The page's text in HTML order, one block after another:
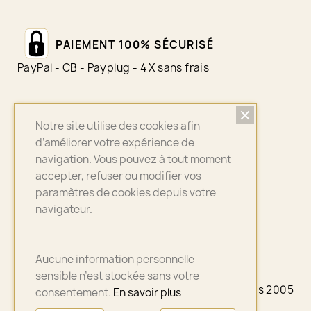
PAIEMENT 100% SÉCURISÉ
PayPal - CB - Payplug - 4 X sans frais
LIVRAISON SUIVI
Colissimo - Chronopost - Mondial Relay
ASSURANCE QUALITÉ
© 2026 - A3PLUS2 - La petite Française depuis 2005
Notre site utilise des cookies afin
d’améliorer votre expérience de
navigation. Vous pouvez à tout moment
accepter, refuser ou modifier vos
paramètres de cookies depuis votre
navigateur.
Aucune information personnelle
sensible n’est stockée sans votre
consentement. En savoir plus